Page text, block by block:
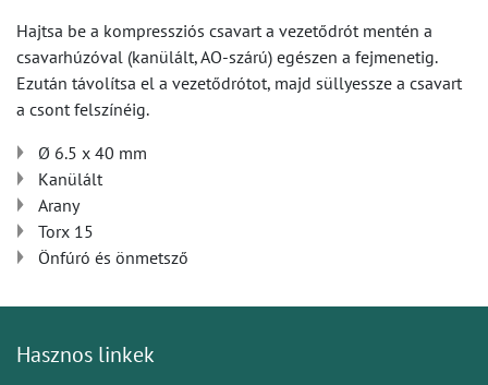
Hajtsa be a kompressziós csavart a vezetődrót mentén a
csavarhúzóval (kanülált, AO-szárú) egészen a fejmenetig.
Ezután távolítsa el a vezetődrótot, majd süllyessze a csavart
a csont felszínéig.
Ø 6.5 x 40 mm
Kanülált
Arany
Torx 15
Önfúró és önmetsző
Hasznos linkek